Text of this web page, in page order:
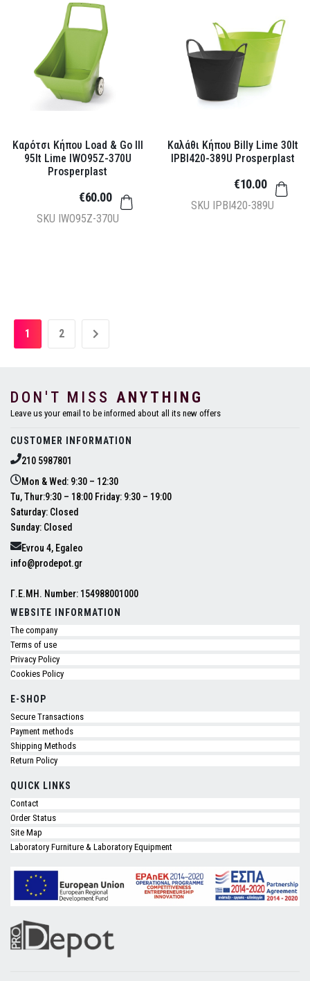
Καρότσι Κήπου Load & Go III
95lt Lime IWO95Z-370U
Prosperplast
SKU IWO95Z-370U
€60.00
Καλάθι Κήπου Billy Lime 30lt
IPBI420-389U Prosperplast
SKU IPBI420-389U
€10.00
1 2 »
DON'T MISS ANYTHING
Leave us your email to be informed about all its new offers
CUSTOMER INFORMATION
210 5987801
Mon & Wed: 9:30 – 12:30
Tu, Thur:9:30 – 18:00 Friday: 9:30 – 19:00
Saturday: Closed
Sunday: Closed
Evrou 4, Egaleo
info@prodepot.gr
Γ.Ε.ΜΗ. Number: 154988001000
WEBSITE INFORMATION
The company
Terms of use
Privacy Policy
Cookies Policy
E-SHOP
Secure Transactions
Payment methods
Shipping Methods
Return Policy
QUICK LINKS
Contact
Order Status
Site Map
Laboratory Furniture & Laboratory Equipment